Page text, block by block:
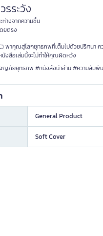
รระวัง
ห่างจากความชื้น
ยตรง
พาคุณสู่โลกยุทธภพที่เต็มไปด้วยปริศนา
งสือเล่มนี้จะไม่ทำให้คุณผิดหวัง
ญภัยยุทธภพ #หนังสือน่าอ่าน #ความสัมพั
General Product
Soft Cover